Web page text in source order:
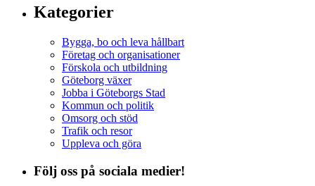
Kategorier
Bygga, bo och leva hållbart
Företag och organisationer
Förskola och utbildning
Göteborg växer
Jobba i Göteborgs Stad
Kommun och politik
Omsorg och stöd
Trafik och resor
Uppleva och göra
Följ oss på sociala medier!